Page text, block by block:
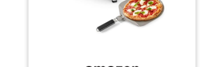
à 360 degrés sans manipulation. Votre pizza est cuite
uniformément, sans bords brûlés, pour un résultat
professionnel sans aucun effort Matériaux durables et
conception robuste Conçu pour durer, ce modèle